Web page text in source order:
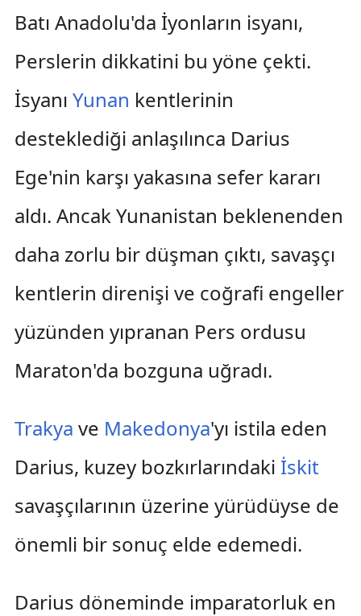
Batı Anadolu'da İyonların isyanı,
Perslerin dikkatini bu yöne çekti.
İsyanı Yunan kentlerinin
desteklediği anlaşılınca Darius
Ege'nin karşı yakasına sefer kararı
aldı. Ancak Yunanistan beklenenden
daha zorlu bir düşman çıktı, savaşçı
kentlerin direnişi ve coğrafi engeller
yüzünden yıpranan Pers ordusu
Maraton'da bozguna uğradı.
Trakya ve Makedonya'yı istila eden
Darius, kuzey bozkırlarındaki İskit
savaşçılarının üzerine yürüdüyse de
önemli bir sonuç elde edemedi.
Darius döneminde imparatorluk en